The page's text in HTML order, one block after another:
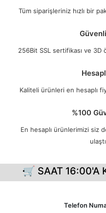
Tüm siparişleriniz hızlı bir
256Bit SSL sertifikası ve
Kaliteli ürünleri en hesaplı
%100
En hesaplı ürünlerimizi siz
🛒 SAAT 16:00'A
Telefon